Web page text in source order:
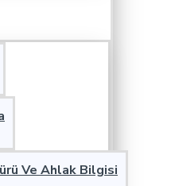
Ve Ahlak Bilgisi